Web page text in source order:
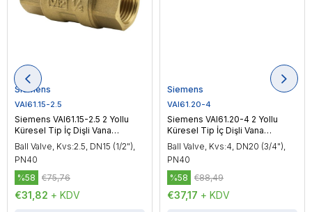
Siemens
VAI61.15-2.5
Siemens VAI61.15-2.5 2 Yollu
Küresel Tip İç Dişli Vana
Gövdesi, DN15 (1/2"), PN40
Ball Valve, Kvs:2.5, DN15 (1/2"),
PN40
€31,82 + KDV
%58 €75,76
Siemens
VAI61.20-4
Siemens VAI61.20-4 2 Yollu
Küresel Tip İç Dişli Vana
Gövdesi, DN20 (3/4"), PN40
Ball Valve, Kvs:4, DN20 (3/4"),
PN40
€37,17 + KDV
%58 €88,49